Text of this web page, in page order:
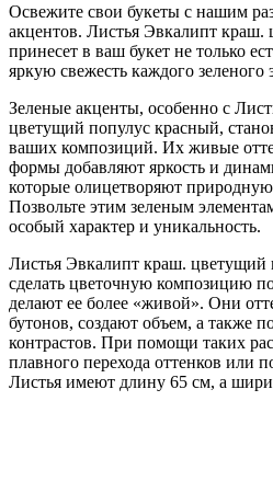
Освежите свои букеты с нашим
акцентов. Листья Эвкалипт
принесет в ваш букет не только
яркую свежесть каждого зеленого
Зеленые акценты, особенно с
цветущий популус красный,
ваших композиций. Их живые
формы добавляют яркость и
которые олицетворяют
Позвольте этим зеленым
особый характер и уникальность.
Листья Эвкалипт краш.
сделать цветочную композицию
делают ее более «живой». Они
бутонов, создают объем, а также
контрастов. При помощи таких
плавного перехода оттенков или
Листья имеют длину 65 см, а